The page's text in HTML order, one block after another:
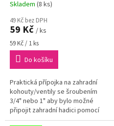
Skladem (8 ks)
49 Kč bez DPH
59 Kč / ks
Měrná
cena:
59 Kč / 1 ks
Do košíku
Praktická přípojka na zahradní
kohouty/ventily se šroubením
3/4" nebo 1" aby bylo možné
připojit zahradní hadici pomocí
rychlospojky 1/2".